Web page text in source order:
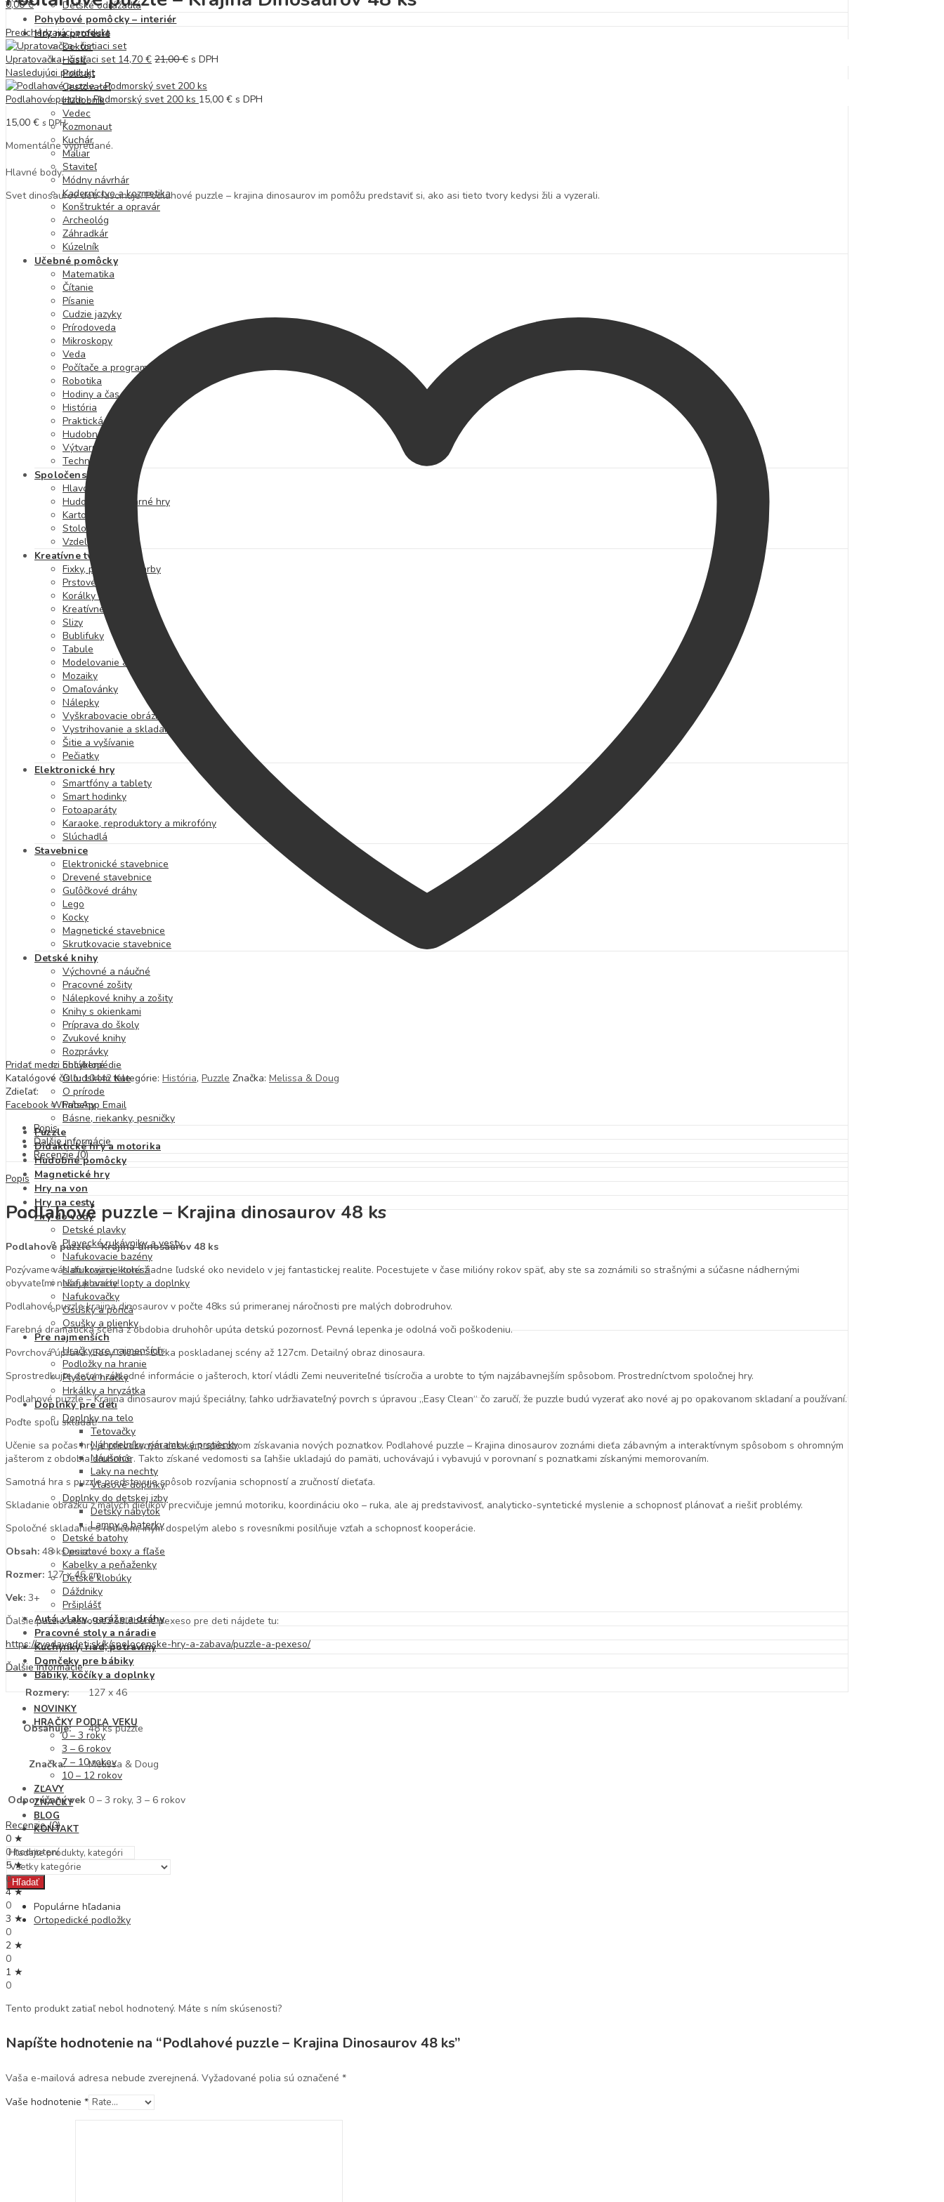
0,00€
Detské odrážadlá
Pohybové pomôcky – interiér
Hry na profesie
Doktor
Hasič
Policajt
Cestovateľ
Hudobník
Vedec
Kozmonaut
Kuchár
Maliar
Staviteľ
Módny návrhár
Kaderníctvo a kozmetika
Konštruktér a opravár
Archeológ
Záhradkár
Kúzelník
Učebné pomôcky
Matematika
Čítanie
Písanie
Cudzie jazyky
Prírodoveda
Mikroskopy
Veda
Počítače a programovanie
Robotika
Hodiny a čas
História
Praktická výchova
Hudobná výchova
Výtvarná výchova
Technika
Spoločenské hry
Hlavolamy
Hudobné a výtvarné hry
Kartové hry
Stolové hry
Vzdelávacie hry
Kreatívne tvorenie
Fixky, pastelky a farby
Prstové farby
Korálky a kamienky
Kreatívne sady
Slizy
Bublifuky
Tabule
Modelovanie a plastelína
Mozaiky
Omaľovánky
Nálepky
Vyškrabovacie obrázky
Vystrihovanie a skladanie
Šitie a vyšívanie
Pečiatky
Elektronické hry
Smartfóny a tablety
Smart hodinky
Fotoaparáty
Karaoke, reproduktory a mikrofóny
Slúchadlá
Stavebnice
Elektronické stavebnice
Drevené stavebnice
Guľôčkové dráhy
Lego
Kocky
Magnetické stavebnice
Skrutkovacie stavebnice
Detské knihy
Výchovné a náučné
Pracovné zošity
Nálepkové knihy a zošity
Knihy s okienkami
Príprava do školy
Zvukové knihy
Rozprávky
Encyklopédie
O ľudskom tele
O prírode
Príbehy
Básne, riekanky, pesničky
Puzzle
Didaktické hry a motorika
Hudobné pomôcky
Magnetické hry
Hry na von
Hry na cesty
Hry do vody
Detské plavky
Plavecké rukávniky a vesty
Nafukovacie bazény
Nafukovacie kolesá
Nafukovacie lopty a doplnky
Nafukovačky
Osušky a pončá
Osušky a plienky
Pre najmenších
Hračky pre najmenších
Podložky na hranie
Plyšové hračky
Hrkálky a hryzátka
Doplnky pre deti
Doplnky na telo
Tetovačky
Náhrdelníky, náramky a prstienky
Náušnice
Laky na nechty
Vlasové doplnky
Doplnky do detskej izby
Detský nábytok
Lampy a baterky
Detské batohy
Desiatové boxy a fľaše
Kabelky a peňaženky
Detské klobúky
Dáždniky
Pršiplášť
Autá, vlaky, garáže a dráhy
Pracovné stoly a náradie
Kuchynky, riad, potraviny
Domčeky pre bábiky
Bábiky, kočíky a doplnky
NOVINKY
HRAČKY PODĽA VEKU
0 – 3 roky
3 – 6 rokov
7 – 10 rokov
10 – 12 rokov
ZĽAVY
ZNAČKY
BLOG
KONTAKT
Hľadať
Populárne hľadania
Ortopedické podložky
Predchádzajúci produkt
Upratovačka- čistiaci set 14,70 € 21,00€ s DPH
Nasledujúci produkt
Podlahové puzzle - Podmorský svet 200 ks 15,00 € s DPH
15,00 € s DPH
Momentálne vypredané.
Hlavné body:
Svet dinosaurov deti fascinuje. Podlahové puzzle – krajina dinosaurov im pomôžu predstaviť si, ako asi tieto tvory kedysi žili a vyzerali.
Pridať medzi obľúbené
Katalógové číslo:10442 Kategórie: História, Puzzle Značka: Melissa & Doug
Zdieľať:
Facebook WhatsApp Email
Popis
Ďalšie informácie
Recenzie (0)
Popis
Podlahové puzzle – Krajina dinosaurov 48 ks
Podlahové puzzle – Krajina dinosaurov 48 ks
Pozývame vás do krajiny, ktorú žiadne ľudské oko nevidelo v jej fantastickej realite. Pocestujete v čase milióny rokov späť, aby ste sa zoznámili so strašnými a súčasne nádhernými
obyvateľmi našej planéty!
Podlahové puzzle krajina dinosaurov v počte 48ks sú primeranej náročnosti pre malých dobrodruhov.
Farebná dramatická scéna z obdobia druhohôr upúta detskú pozornosť. Pevná lepenka je odolná voči poškodeniu.
Povrchová úprava „Easy Clean“. Dĺžka poskladanej scény až 127cm. Detailný obraz dinosaura.
Sprostredkujte deťom základné informácie o jašteroch, ktorí vládli Zemi neuveriteľné tisícročia a urobte to tým najzábavnejším spôsobom. Prostredníctvom spoločnej hry.
Podlahové puzzle – Krajina dinosaurov majú špeciálny, ľahko udržiavateľný povrch s úpravou „Easy Clean“ čo zaručí, že puzzle budú vyzerať ako nové aj po opakovanom skladaní a používaní.
Poďte spolu skladať!
Učenie sa počas hry je prirodzeným detským spôsobom získavania nových poznatkov. Podlahové puzzle – Krajina dinosaurov zoznámi dieťa zábavným a interaktívnym spôsobom s ohromným
jašterom z obdobia druhohôr. Takto získané vedomosti sa ľahšie ukladajú do pamäti, uchovávajú i vybavujú v porovnaní s poznatkami získanými memorovaním.
Samotná hra s puzzle predstavuje spôsob rozvíjania schopností a zručností dieťaťa.
Skladanie obrázku z malých dielikov precvičuje jemnú motoriku, koordináciu oko – ruka, ale aj predstavivosť, analyticko-syntetické myslenie a schopnosť plánovať a riešiť problémy.
Spoločné skladanie s rodičom, iným dospelým alebo s rovesníkmi posilňuje vzťah a schopnosť kooperácie.
Obsah: 48 ks puzzle
Rozmer: 127 x 46 cm
Vek: 3+
Ďalšie puzzle alebo tiež obľúbené pexeso pre deti nájdete tu:
https://zvedavedeti.sk/k/spolocenske-hry-a-zabava/puzzle-a-pexeso/
Ďalšie informácie
Rozmery:
127 x 46
Obsahuje: 48 ks puzzle
Značka: Melissa & Doug
Odporúčaný vek 0 – 3 roky, 3 – 6 rokov
Recenzie (0)
0 ★
0 hodnotení
5 ★
0
4 ★
0
3 ★
0
2 ★
0
1 ★
0
Tento produkt zatiaľ nebol hodnotený. Máte s ním skúsenosti?
Napíšte hodnotenie na “Podlahové puzzle – Krajina Dinosaurov 48 ks”
Vaša e-mailová adresa nebude zverejnená. Vyžadované polia sú označené *
Vaše hodnotenie *